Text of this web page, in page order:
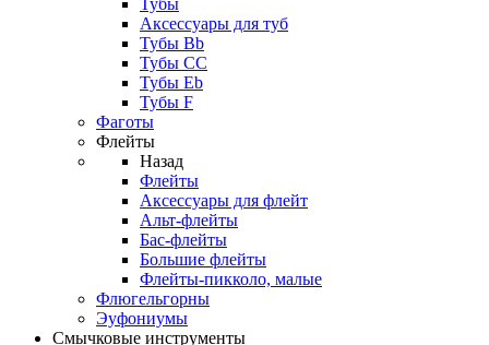
Тубы
Аксессуары для туб
Тубы Bb
Тубы CC
Тубы Eb
Тубы F
Фаготы
Флейты
Назад
Флейты
Аксессуары для флейт
Альт-флейты
Бас-флейты
Большие флейты
Флейты-пикколо, малые
Флюгельгорны
Эуфониумы
Смычковые инструменты